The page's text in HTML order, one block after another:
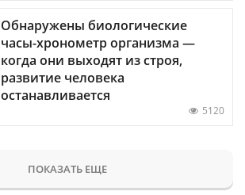
Обнаружены биологические
часы-хронометр организма —
когда они выходят из строя,
развитие человека
останавливается
5120
ПОКАЗАТЬ ЕЩЕ